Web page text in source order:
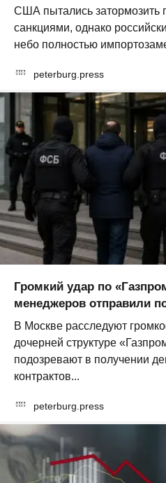
США пытались затормозить
санкциями, однако
небо полностью
peterburg.press
Громкий удар по
менеджеров отправили
В Москве расследуют
дочерней структуре
подозревают в получении
контрактов...
peterburg.press